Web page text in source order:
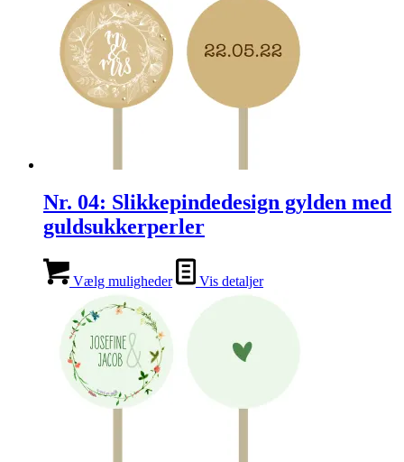
Nr. 04: Slikkepindedesign gylden med
guldsukkerperler
Vælg muligheder Vis detaljer